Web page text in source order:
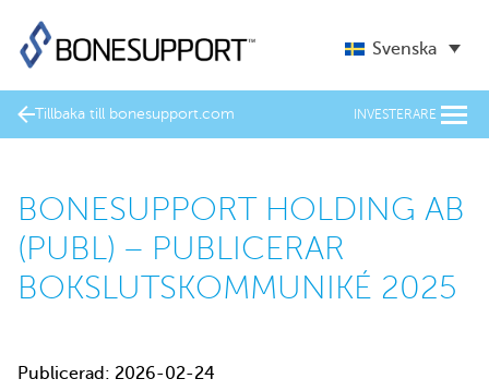
Svenska
Tillbaka till bonesupport.com INVESTERARE
BONESUPPORT HOLDING AB
(PUBL) – PUBLICERAR
BOKSLUTSKOMMUNIKÉ 2025
Publicerad: 2026-02-24